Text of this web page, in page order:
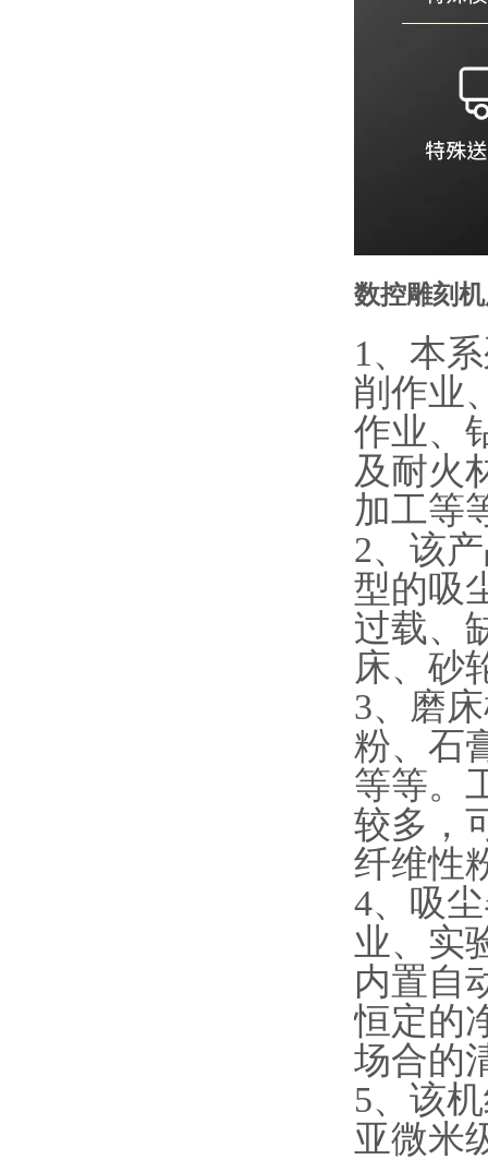
数控雕刻
1、本
削作业
作业、
及耐火
加工等
2、该
型的吸
过载、
床、砂
3、磨
粉、石
等等。
较多，
纤维性
4、吸
业、实
内置自
恒定的
场合的
5、该
亚微米